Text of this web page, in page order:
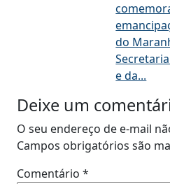
do
e da...
Deixe um
O seu endereço de e-mail
Campos obrigatórios são
Comentário *